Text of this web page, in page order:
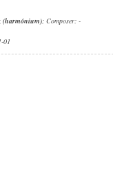
(harmónium); Composer: -
01